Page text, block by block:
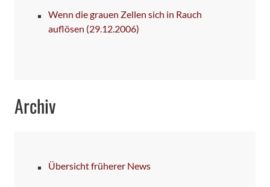
Wenn die grauen Zellen sich in Rauch
auflösen (29.12.2006)
Archiv
Übersicht früherer News